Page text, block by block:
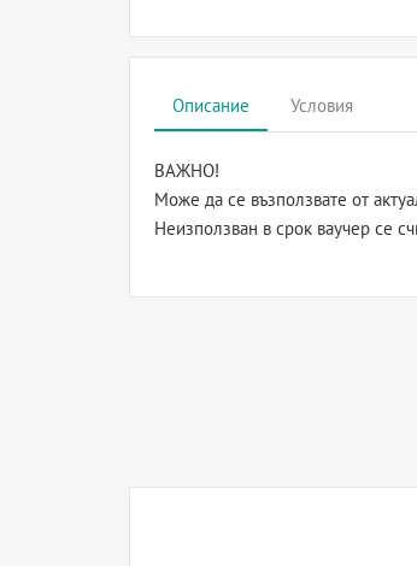
Описание Условия
ВАЖНО!
Може да се възползвате от
Неизползван в срок ваучер се